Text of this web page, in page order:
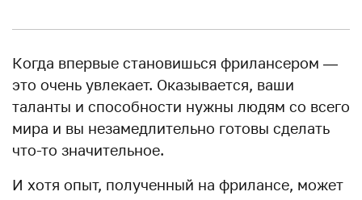
Когда впервые становишься фрилансером —
это очень увлекает. Оказывается, ваши
таланты и способности нужны людям со всего
мира и вы незамедлительно готовы сделать
что-то значительное.
И хотя опыт, полученный на фрилансе, может